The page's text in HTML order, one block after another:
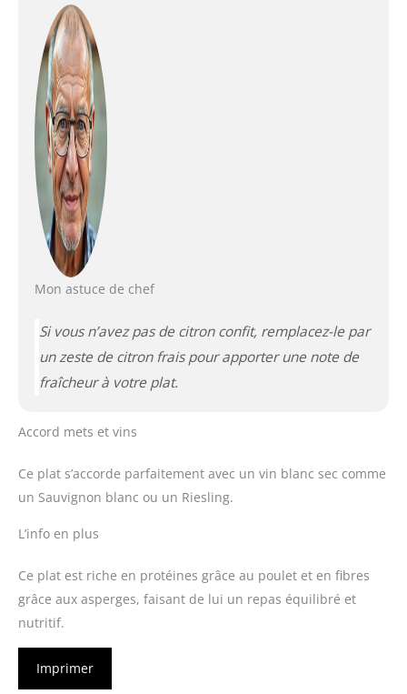
Mon astuce de chef
Si vous n’avez pas de citron confit, remplacez-le par
un zeste de citron frais pour apporter une note de
fraîcheur à votre plat.
Accord mets et vins
Ce plat s’accorde parfaitement avec un vin blanc sec comme
un Sauvignon blanc ou un Riesling.
L’info en plus
Ce plat est riche en protéines grâce au poulet et en fibres
grâce aux asperges, faisant de lui un repas équilibré et
nutritif.
Imprimer